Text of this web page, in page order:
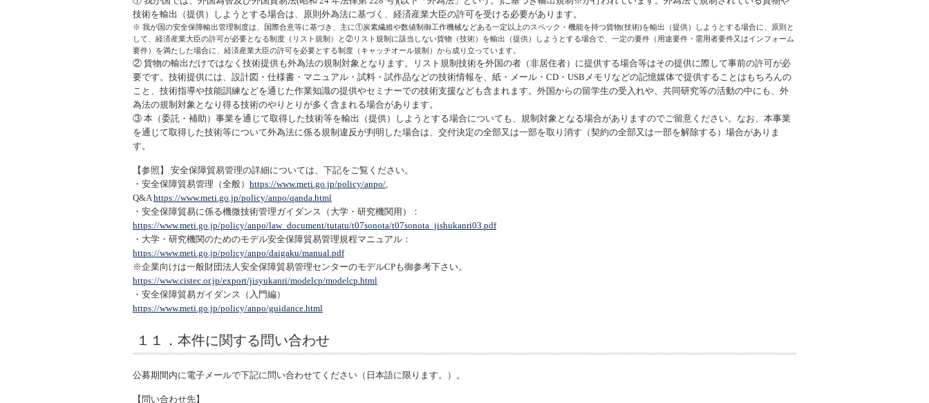
技術を輸出（提供）しようとする場合は、原則外為法に基づく、経済産業大臣の許可を受ける必要があります。
※ 我が国の安全保障輸出管理制度は、国際合意等に基づき、主に①炭素繊維や数値制御工作機械などある一定以上のスペック・機能を持つ貨物(技術)を輸出（提供）しようとする場合に、原則と
して、経済産業大臣の許可が必要となる制度（リスト規制）と②リスト規制に該当しない貨物（技術）を輸出（提供）しようとする場合で、一定の要件（用途要件・需用者要件又はインフォーム
要件）を満たした場合に、経済産業大臣の許可を必要とする制度（キャッチオール規制）から成り立っています。
② 貨物の輸出だけではなく技術提供も外為法の規制対象となります。リスト規制技術を外国の者（非居住者）に提供する場合等はその提供に際して事前の許可が必
要です。技術提供には、設計図・仕様書・マニュアル・試料・試作品などの技術情報を、紙・メール・CD・USBメモリなどの記憶媒体で提供することはもちろんの
こと、技術指導や技能訓練などを通じた作業知識の提供やセミナーでの技術支援なども含まれます。外国からの留学生の受入れや、共同研究等の活動の中にも、外
為法の規制対象となり得る技術のやりとりが多く含まれる場合があります。
③ 本（委託・補助）事業を通じて取得した技術等を輸出（提供）しようとする場合についても、規制対象となる場合がありますのでご留意ください。なお、本事業
を通じて取得した技術等について外為法に係る規制違反が判明した場合は、交付決定の全部又は一部を取り消す（契約の全部又は一部を解除する）場合がありま
す。
【参照】 安全保障貿易管理の詳細については、下記をご覧ください。
・安全保障貿易管理（全般） https://www.meti.go.jp/policy/anpo/,
Q&Ahttps://www.meti.go.jp/policy/anpo/qanda.html
・安全保障貿易に係る機微技術管理ガイダンス（大学・研究機関用）：
https://www.meti.go.jp/policy/anpo/law_document/tutatu/t07sonota/t07sonota_jishukanri03.pdf
・大学・研究機関のためのモデル安全保障貿易管理規程マニュアル：
https://www.meti.go.jp/policy/anpo/daigaku/manual.pdf
※企業向けは一般財団法人安全保障貿易管理センターのモデルCPも御参考下さい。
https://www.cistec.or.jp/export/jisyukanri/modelcp/modelcp.html
・安全保障貿易ガイダンス（入門編）
https://www.meti.go.jp/policy/anpo/guidance.html
１１．本件に関する問い合わせ
公募期間内に電子メールで下記に問い合わせてください（日本語に限ります。）。
【問い合わせ先】